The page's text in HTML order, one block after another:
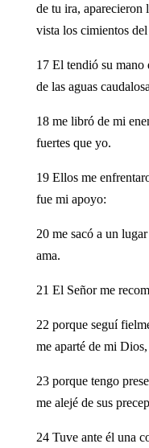
de tu ira, aparecieron
vista los cimientos
17 El tendió su mano
de las aguas
18 me libró de mi
fuertes que yo.
19 Ellos me
fue mi apoyo:
20 me sacó a un
ama.
21 El Señor me
22 porque seguí
me aparté de mi
23 porque tengo
me alejé de sus
24 Tuve ante él una